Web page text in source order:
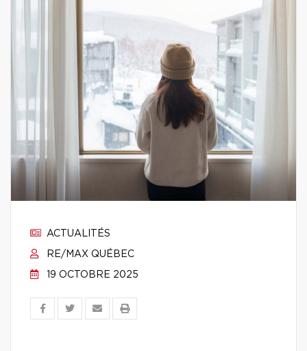
ACTUALITÉS
RE/MAX QUÉBEC
19 OCTOBRE 2025